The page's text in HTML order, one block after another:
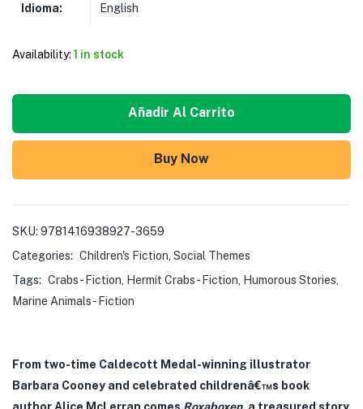
Idioma: English
Availability: 1 in stock
Añadir Al Carrito
Buy Now
SKU: 9781416938927-3659
Categories: Children's Fiction Social Themes
Tags: Crabs - Fiction Hermit Crabs - Fiction Humorous Stories
Marine Animals - Fiction
From two-time Caldecott Medal-winning illustrator
Barbara Cooney and celebrated childrenâ€™s book
author Alice McLerran comes Roxaboxen, a treasured story